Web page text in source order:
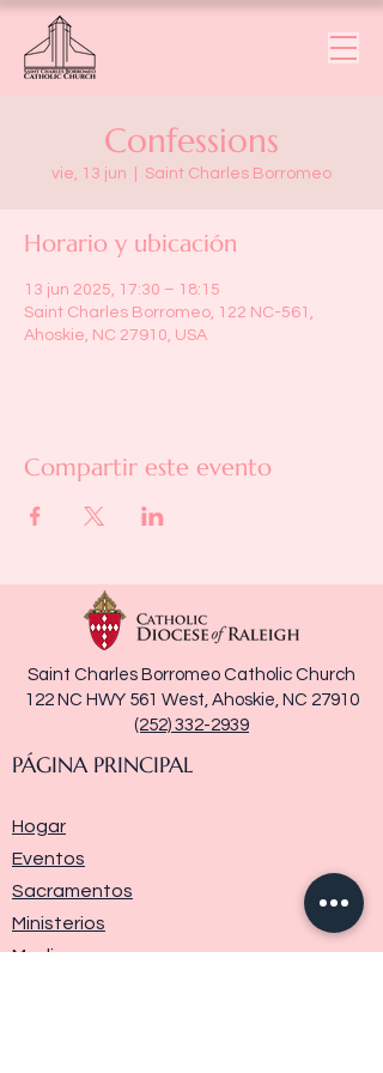
Confessions
vie, 13 jun Saint Charles Borromeo
Horario y ubicación
13 jun 2025, 17:30 – 18:15
Saint Charles Borromeo, 122 NC-561,
Ahoskie, NC 27910, USA
Compartir este evento
Saint Charles Borromeo Catholic Church
122 NC HWY 561 West, Ahoskie, NC 27910
(252) 332-2939
PÁGINA PRINCIPAL
Hogar
Eventos
Sacramentos
Ministerios
Media